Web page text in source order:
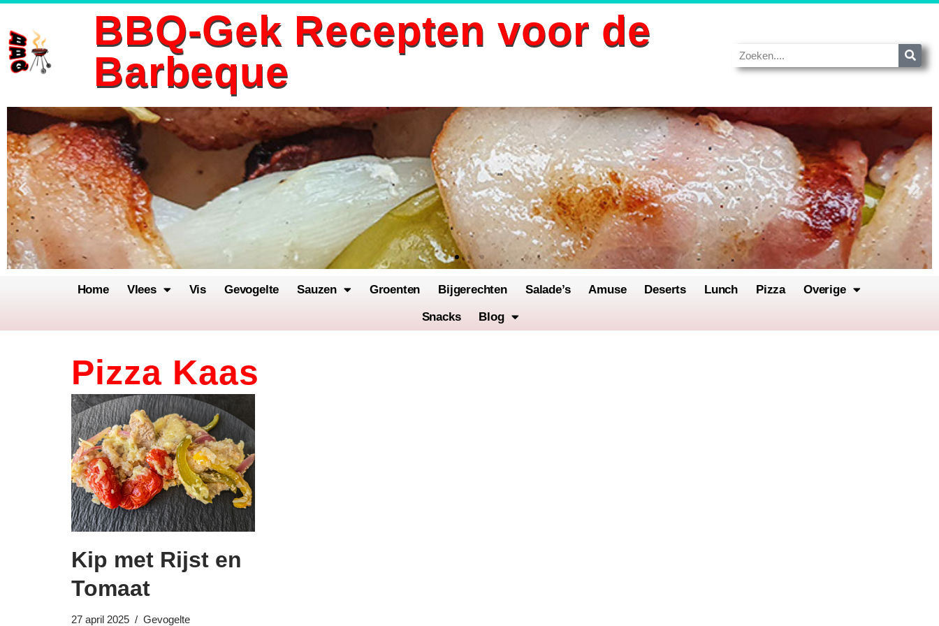
Ga
naar
de
BBQ-Gek Recepten voor de
Barbeque
Home Vlees Vis Gevogelte Sauzen Groenten Bijgerechten Salade’s Amuse Deserts Lunch Pizza Overige
Snacks Blog
Pizza Kaas
Kip met Rijst en
Tomaat
27 april 2025 Gevogelte